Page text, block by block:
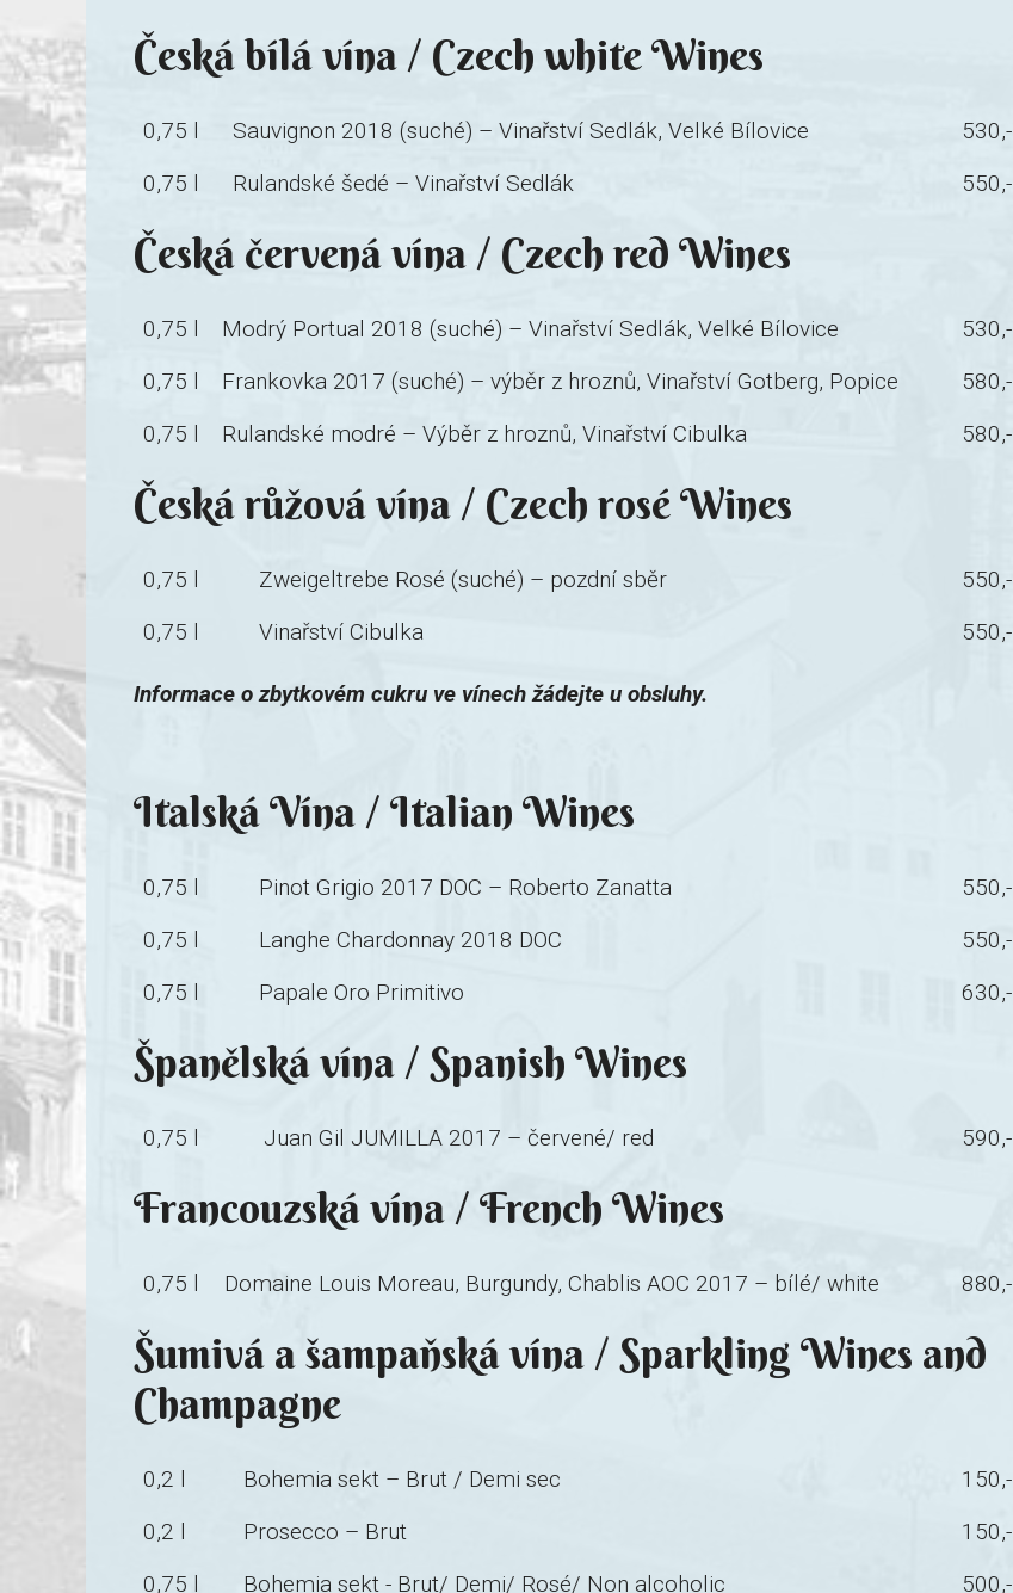
Česká bílá vína / Czech white Wines
0,75 l Sauvignon 2018 (suché) – Vinařství Sedlák, Velké Bílovice
530,-
0,75 l
Rulandské šedé – Vinařství Sedlák 550,-
Česká červená vína / Czech red Wines
0,75 l Modrý Portual 2018 (suché) – Vinařství Sedlák, Velké Bílovice
530,-
0,75 l
Frankovka 2017 (suché) – výběr z hroznů, Vinařství Gotberg, Popice
580,-
0,75 l
Rulandské modré – Výběr z hroznů, Vinařství Cibulka 580,-
Česká růžová vína / Czech rosé Wines
0,75 l Zweigeltrebe Rosé (suché) – pozdní sběr
550,-
0,75 l
Vinařství Cibulka 550,-
Informace o zbytkovém cukru ve vínech žádejte u obsluhy.
Italská Vína / Italian Wines
0,75 l Pinot Grigio 2017 DOC – Roberto Zanatta
550,-
0,75 l
Langhe Chardonnay 2018 DOC
550,-
0,75 l
Papale Oro Primitivo 630,-
Španělská vína / Spanish Wines
0,75 l Juan Gil JUMILLA 2017 – červené/ red 590,-
Francouzská vína / French Wines
0,75 l Domaine Louis Moreau, Burgundy, Chablis AOC 2017 – bílé/ white 880,-
Šumivá a šampaňská vína / Sparkling Wines and
Champagne
0,2 l Bohemia sekt – Brut / Demi sec
150,-
0,2 l
Prosecco – Brut
150,-
0,75 l
Bohemia sekt - Brut/ Demi/ Rosé/ Non alcoholic 500,-